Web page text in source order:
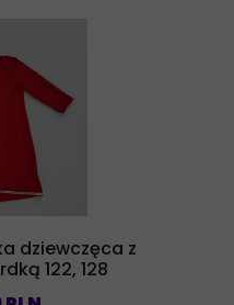
dziewczęca z
122, 128